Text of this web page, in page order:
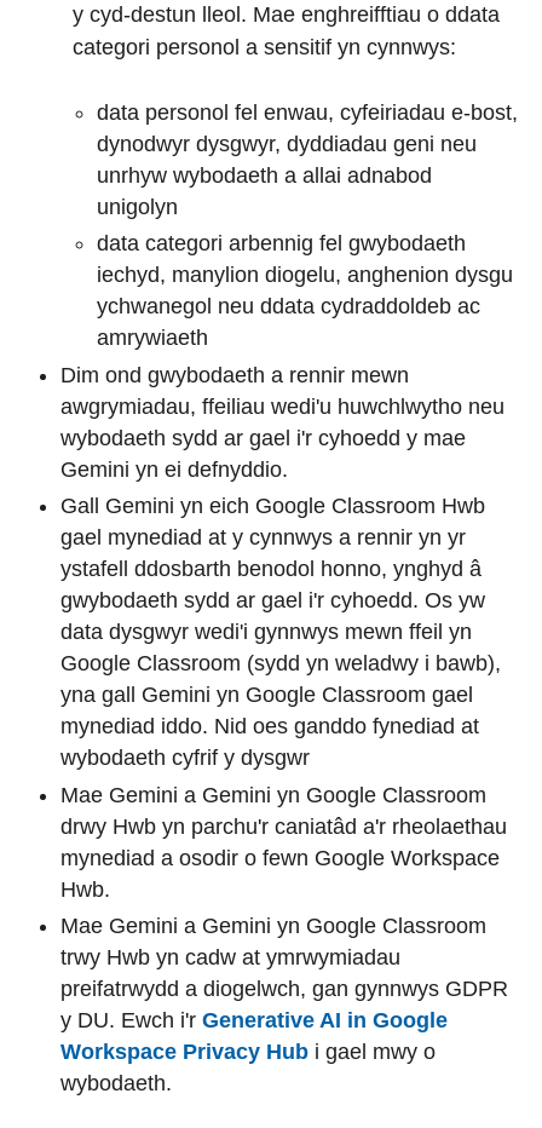
y cyd-destun lleol. Mae enghreifftiau o ddata
categori personol a sensitif yn cynnwys:
data personol fel enwau, cyfeiriadau e-bost,
dynodwyr dysgwyr, dyddiadau geni neu
unrhyw wybodaeth a allai adnabod
unigolyn
data categori arbennig fel gwybodaeth
iechyd, manylion diogelu, anghenion dysgu
ychwanegol neu ddata cydraddoldeb ac
amrywiaeth
Dim ond gwybodaeth a rennir mewn
awgrymiadau, ffeiliau wedi'u huwchlwytho neu
wybodaeth sydd ar gael i'r cyhoedd y mae
Gemini yn ei defnyddio.
Gall Gemini yn eich Google Classroom Hwb
gael mynediad at y cynnwys a rennir yn yr
ystafell ddosbarth benodol honno, ynghyd â
gwybodaeth sydd ar gael i'r cyhoedd. Os yw
data dysgwyr wedi'i gynnwys mewn ffeil yn
Google Classroom (sydd yn weladwy i bawb),
yna gall Gemini yn Google Classroom gael
mynediad iddo. Nid oes ganddo fynediad at
wybodaeth cyfrif y dysgwr
Mae Gemini a Gemini yn Google Classroom
drwy Hwb yn parchu'r caniatâd a'r rheolaethau
mynediad a osodir o fewn Google Workspace
Hwb.
Mae Gemini a Gemini yn Google Classroom
trwy Hwb yn cadw at ymrwymiadau
preifatrwydd a diogelwch, gan gynnwys GDPR
y DU. Ewch i'r Generative AI in Google
Workspace Privacy Hub i gael mwy o
wybodaeth.